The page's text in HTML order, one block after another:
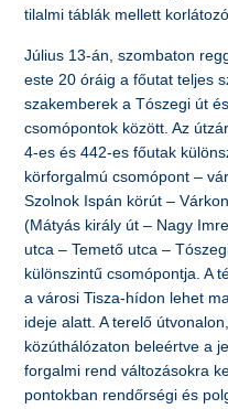
tilalmi táblák mellett
Július 13-án, szombaton
este 20 óráig a főutat teljes
szakemberek a Tószegi út
csomópontok között. Az
4-es és 442-es főutak
körforgalmú csomópont –
Szolnok Ispán körút –
(Mátyás király út – Nagy
utca – Temető utca –
különszintű csomópontja. A
a városi Tisza-hídon lehet
ideje alatt. A terelő
közúthálózaton beleértve a
forgalmi rend változásokra
pontokban rendőrségi és